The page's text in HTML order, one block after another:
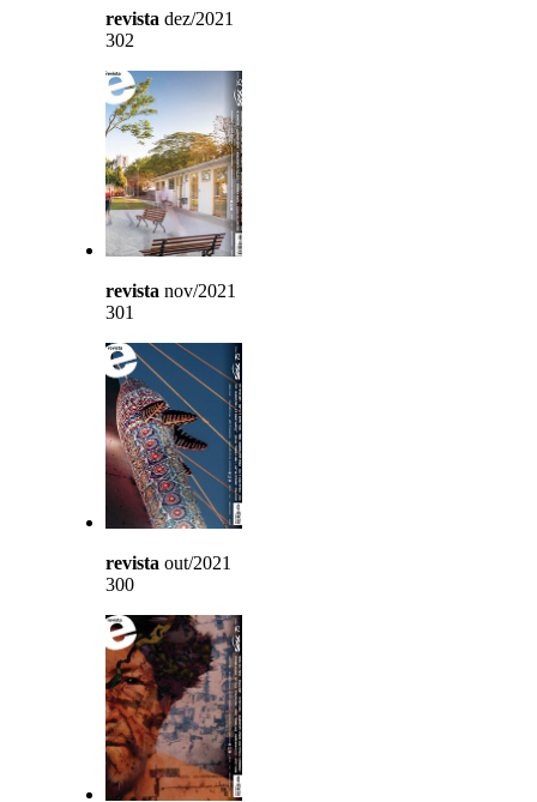
revista dez/2021
302
revista nov/2021
301
revista out/2021
300